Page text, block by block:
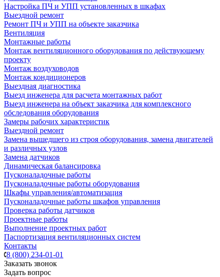
Настройка ПЧ и УПП установленных в шкафах
Выездной ремонт
Ремонт ПЧ и УПП на объекте заказчика
Вентиляция
Монтажные работы
Монтаж вентиляционного оборудования по действующему
проекту
Монтаж воздуховодов
Монтаж кондиционеров
Выездная диагностика
Выезд инженера для расчета монтажных работ
Выезд инженера на объект заказчика для комплексного
обследования оборудования
Замеры рабочих характеристик
Выездной ремонт
Замена вышедшего из строя оборудования, замена двигателей
и различных узлов
Замена датчиков
Динамическая балансировка
Пусконаладочные работы
Пусконаладочные работы оборудования
Шкафы управления/автоматизация
Пусконаладочные работы шкафов управления
Проверка работы датчиков
Проектные работы
Выполнение проектных работ
Паспортизация вентиляционных систем
Контакты
8 (800) 234-01-01
Заказать звонок
Задать вопрос